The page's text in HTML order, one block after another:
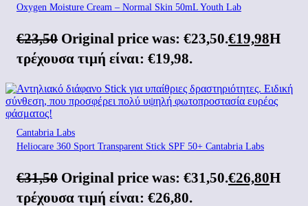
Oxygen Moisture Cream – Normal Skin 50mL Youth Lab
€23,50 Original price was: €23,50.€19,98Η
τρέχουσα τιμή είναι: €19,98.
Cantabria Labs
Heliocare 360 Sport Transparent Stick SPF 50+ Cantabria Labs
€31,50 Original price was: €31,50.€26,80Η
τρέχουσα τιμή είναι: €26,80.